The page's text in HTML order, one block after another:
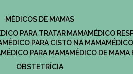
MÉDICOS DE MAMAS
PARA TRATAR MAMA
MÉDICO
MÉDICO PARA CISTO NA MAMA
MÉDICO PARA MAMA
MÉDICO DE
OBSTETRÍCIA